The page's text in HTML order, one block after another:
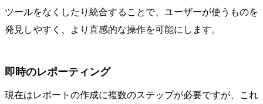
ツールをなくしたり統合することで、ユーザーが使うものを
発見しやすく、より直感的な操作を可能にします。
即時のレポーティング
現在はレポートの作成に複数のステップが必要ですが、これ